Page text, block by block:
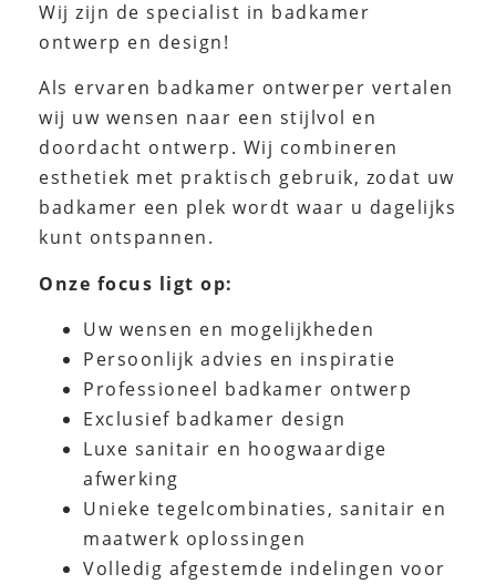
Wij zijn de specialist in badkamer
ontwerp en design!
Als ervaren badkamer ontwerper vertalen
wij uw wensen naar een stijlvol en
doordacht ontwerp. Wij combineren
esthetiek met praktisch gebruik, zodat uw
badkamer een plek wordt waar u dagelijks
kunt ontspannen.
Onze focus ligt op:
Uw wensen en mogelijkheden
Persoonlijk advies en inspiratie
Professioneel badkamer ontwerp
Exclusief badkamer design
Luxe sanitair en hoogwaardige
afwerking
Unieke tegelcombinaties, sanitair en
maatwerk oplossingen
Volledig afgestemde indelingen voor